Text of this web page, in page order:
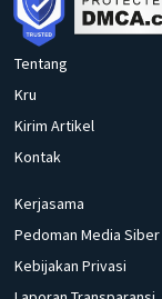
Tentang
Kru
Kirim Artikel
Kontak
Kerjasama
Pedoman Media Siber
Kebijakan Privasi